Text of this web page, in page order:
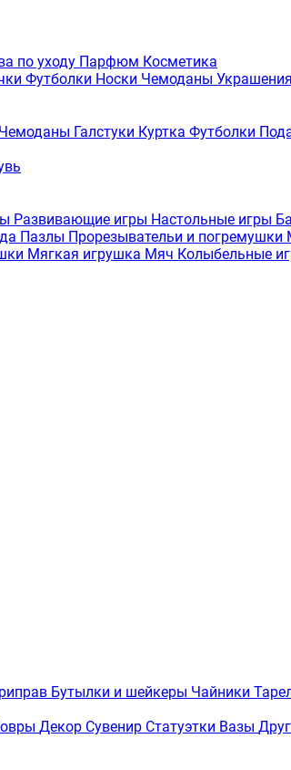
по уходу Парфюм Косметика
Футболки Носки Чемоданы Украшения
Чемоданы Галстуки Куртка Футболки
Развивающие игры Настольные игры
Пазлы Прорезывательи и погремушки
Мягкая игрушка Мяч Колыбельные
Бутылки и шейкеры Чайники
Декор Сувенир Статуэтки Вазы